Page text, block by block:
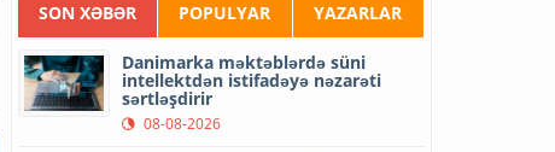
SON XƏBƏR POPULYAR YAZARLAR
Danimarka məktəblərdə süni
intellektdən istifadəyə nəzarəti
sərtləşdirir
08-08-2026